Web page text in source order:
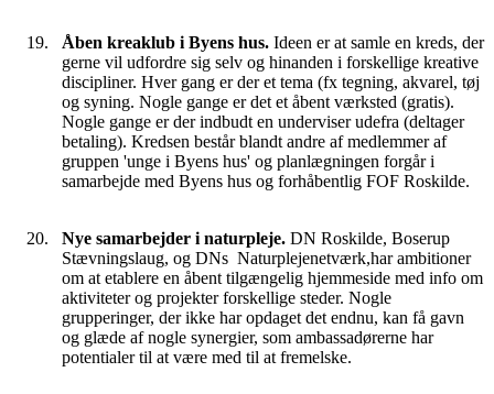
Åben kreaklub i Byens hus. Ideen er at samle en kreds, der
gerne vil udfordre sig selv og hinanden i forskellige kreative
discipliner. Hver gang er der et tema (fx tegning, akvarel, tøj
og syning. Nogle gange er det et åbent værksted (gratis).
Nogle gange er der indbudt en underviser udefra (deltager
betaling). Kredsen består blandt andre af medlemmer af
gruppen 'unge i Byens hus' og planlægningen forgår i
samarbejde med Byens hus og forhåbentlig FOF Roskilde.
Nye samarbejder i naturpleje. DN Roskilde, Boserup
Stævningslaug, og DNs Naturplejenetværk,har ambitioner
om at etablere en åbent tilgængelig hjemmeside med info om
aktiviteter og projekter forskellige steder. Nogle
grupperinger, der ikke har opdaget det endnu, kan få gavn
og glæde af nogle synergier, som ambassadørerne har
potentialer til at være med til at fremelske.